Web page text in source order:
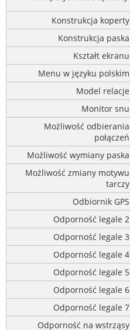
Konstrukcja koperty
Konstrukcja paska
Kształt ekranu
Menu w języku polskim
Model relacje
Monitor snu
Możliwość odbierania
połączeń
Możliwość wymiany paska
Możliwość zmiany motywu
tarczy
Odbiornik GPS
Odporność legale 2
Odporność legale 3
Odporność legale 4
Odporność legale 5
Odporność legale 6
Odporność legale 7
Odporność na wstrząsy